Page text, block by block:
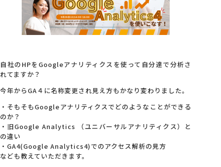
自社のHPをGoogleアナリティクスを使って自分達で分析さ
れてますか？
今年からGA４に名称変更され見え方もかなり変わりました。
・そもそもGoogleアナリティクスでどのようなことができる
のか？
・旧Google Analytics （ユニバーサルアナリティクス）と
の違い
・GA4(Google Analytics4)でのアクセス解析の見方
なども教えていただきます。